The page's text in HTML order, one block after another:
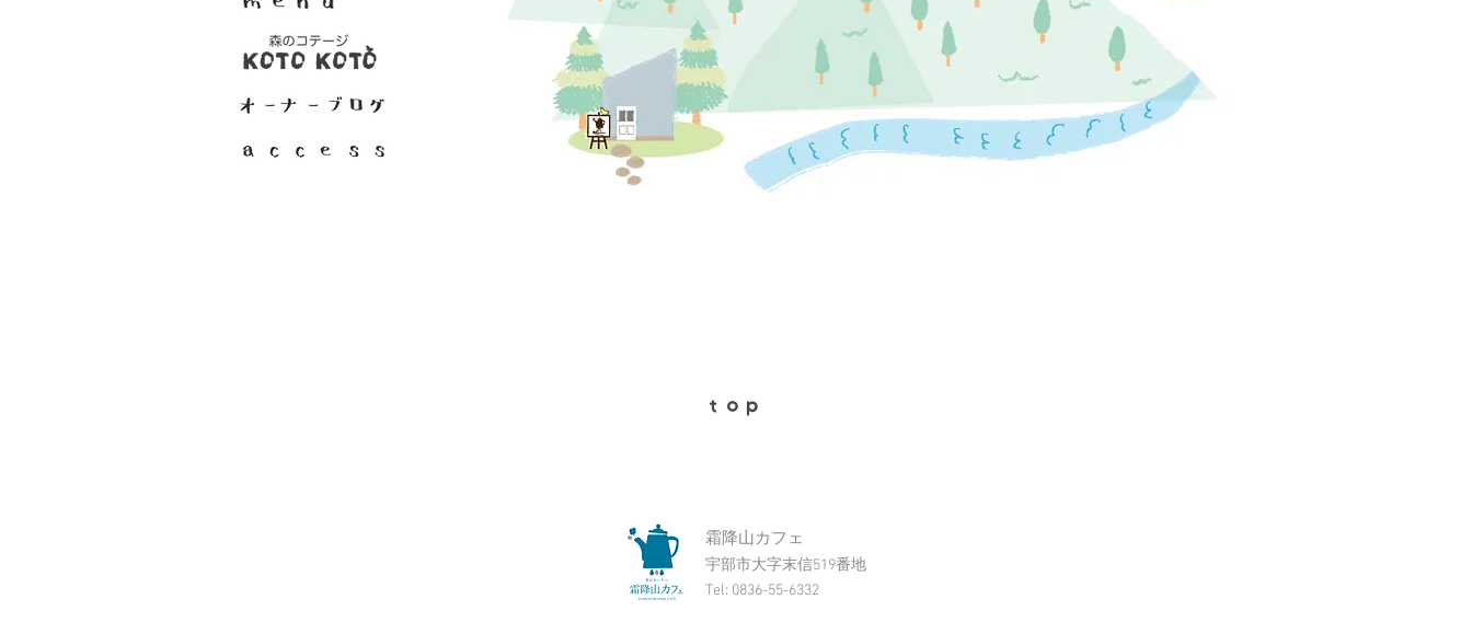
top
​霜降山カフェ
​宇部市大字末信519番地
Tel: 0836-55-6332